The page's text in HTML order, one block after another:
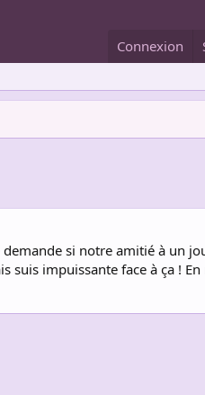
Connexion
demande si notre amitié à un
impuissante face à ça !